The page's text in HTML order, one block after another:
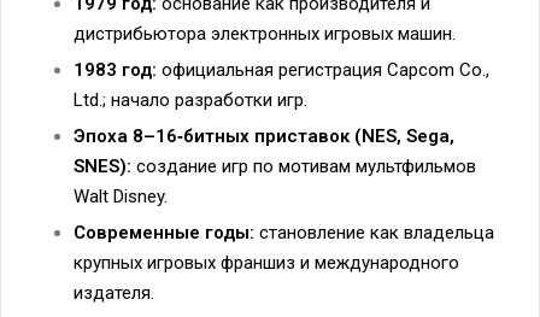
дистрибьютора электронных игровых машин.
1983 год: официальная регистрация Capcom Co.,
Ltd.; начало разработки игр.
Эпоха 8–16‑битных приставок (NES, Sega,
SNES): создание игр по мотивам мультфильмов
Walt Disney.
Современные годы: становление как владельца
крупных игровых франшиз и международного
издателя.